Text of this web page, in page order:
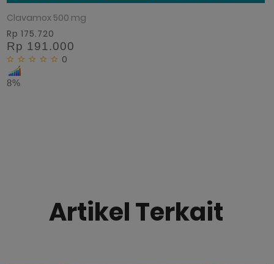
Clavamox 500 mg
Rp 175.720
Rp 191.000
0
8%
Artikel Terkait